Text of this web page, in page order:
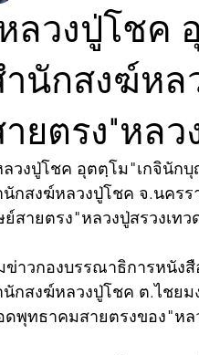
ลวงปู่โชค
นักสงฆ์หล
ยตรง"หลว
วงปู่โชค อุตตฺโม"เกจินัก
นักสงฆ์หลวงปู่โชค จ.นครร
ย์สายตรง"หลวงปู่สรวงเทว
ข่าวกองบรรณาธิการหนัง
นักสงฆ์หลวงปู่โชค ต.ไชย
ดพุทธาคมสายตรงของ"หล